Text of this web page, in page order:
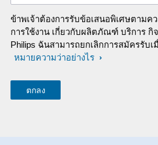
ข้าพเจ้าต้องการรับข้อเสนอพิเศษตามค
การใช้งาน เกี่ยวกับผลิตภัณฑ์ บริการ กิ
Philips ฉันสามารถยกเลิกการสมัครรับเ
หมายความว่าอย่างไร